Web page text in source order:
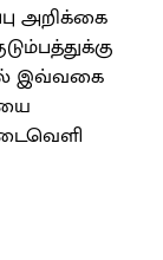
அறிக்கை
இவ்வகை